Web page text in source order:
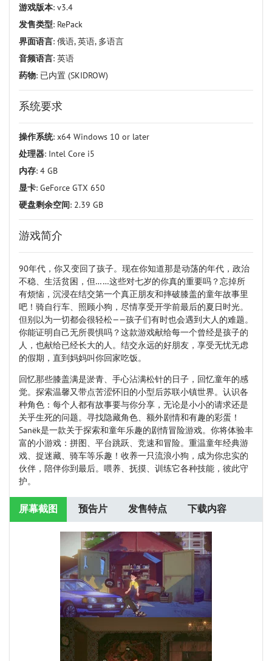
游戏版本: v3.4
发售类型: RePack
界面语言: 俄语, 英语, 多语言
音频语言: 英语
药物: 已内置 (SKIDROW)
系统要求
操作系统: x64 Windows 10 or later
处理器: Intel Core i5
内存: 4 GB
显卡: GeForce GTX 650
硬盘剩余空间: 2.39 GB
游戏简介
90年代，你又变回了孩子。现在你知道那是动荡的年代，政治
不稳、生活贫困，但……这些对七岁的你真的重要吗？忘掉所
有烦恼，沉浸在结交第一个真正朋友和摔破膝盖的童年故事里
吧！骑自行车、照顾小狗，尽情享受开学前最后的夏日时光。
但别以为一切都会很轻松——孩子们有时也会遇到大人的难题。
你能证明自己无所畏惧吗？这款游戏献给每一个曾经是孩子的
人，也献给已经长大的人。结交永远的好朋友，享受无忧无虑
的假期，直到妈妈叫你回家吃饭。
回忆那些膝盖满是淤青、手心沾满松针的日子，回忆童年的感
觉。探索温馨又带点苦涩怀旧的小型后苏联小镇世界。认识各
种角色：每个人都有故事要与你分享，无论是小小的请求还是
关乎生死的问题。寻找隐藏角色、额外剧情和有趣的彩蛋！
Sanёk是一款关于探索和童年乐趣的剧情冒险游戏。你将体验丰
富的小游戏：拼图、平台跳跃、竞速和冒险。重温童年经典游
戏、捉迷藏、骑车等乐趣！收养一只流浪小狗，成为你忠实的
伙伴，陪伴你到最后。喂养、抚摸、训练它各种技能，彼此守
护。
屏幕截图 预告片 发售特点 下载内容